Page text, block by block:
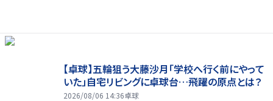
【卓球】五輪狙う大藤沙月「学校へ行く前にやって
いた」自宅リビングに卓球台…飛躍の原点とは？
2026/08/06 14:36卓球